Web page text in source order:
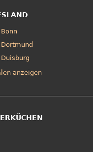
Bonn
Dortmund
Duisburg
anzeigen